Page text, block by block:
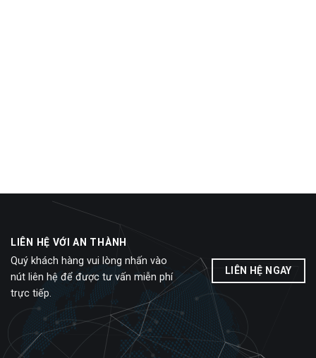
LIÊN HỆ VỚI AN THÀNH
Quý khách hàng vui lòng nhấn vào
nút liên hệ để được tư vấn miễn phí
trực tiếp.
LIÊN HỆ NGAY